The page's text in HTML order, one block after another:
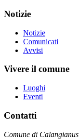
Notizie
Notizie
Comunicati
Avvisi
Vivere il comune
Luoghi
Eventi
Contatti
Comune di Calangianus